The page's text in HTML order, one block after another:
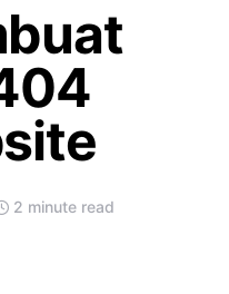
2 minute read